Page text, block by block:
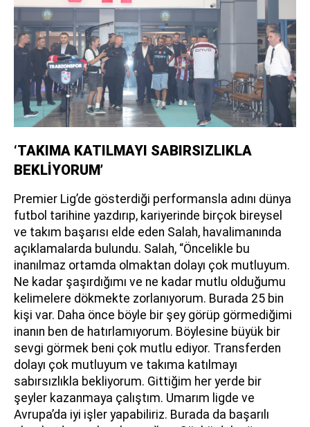
‘TAKIMA KATILMAYI SABIRSIZLIKLA
BEKLİYORUM’
Premier Lig’de gösterdiği performansla adını dünya
futbol tarihine yazdırıp, kariyerinde birçok bireysel
ve takım başarısı elde eden Salah, havalimanında
açıklamalarda bulundu. Salah, “Öncelikle bu
inanılmaz ortamda olmaktan dolayı çok mutluyum.
Ne kadar şaşırdığımı ve ne kadar mutlu olduğumu
kelimelere dökmekte zorlanıyorum. Burada 25 bin
kişi var. Daha önce böyle bir şey görüp görmediğimi
inanın ben de hatırlamıyorum. Böylesine büyük bir
sevgi görmek beni çok mutlu ediyor. Transferden
dolayı çok mutluyum ve takıma katılmayı
sabırsızlıkla bekliyorum. Gittiğim her yerde bir
şeyler kazanmaya çalıştım. Umarım ligde ve
Avrupa’da iyi işler yapabiliriz. Burada da başarılı